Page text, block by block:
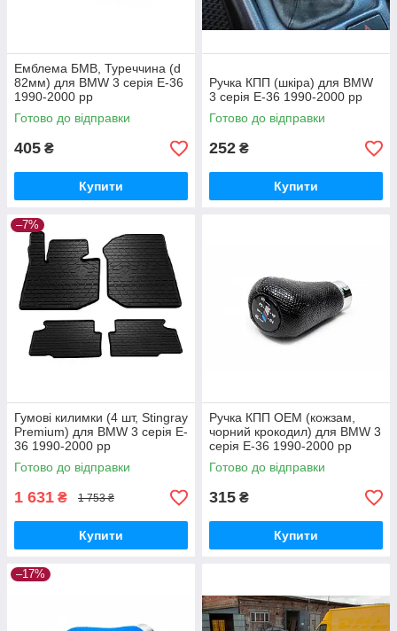
Емблема БМВ, Туреччина (d
82мм) для BMW 3 серія E-36
1990-2000 рр
Готово до відправки
405 ₴
Купити
Ручка КПП (шкіра) для BMW
3 серія E-36 1990-2000 рр
Готово до відправки
252 ₴
Купити
–7%
Гумові килимки (4 шт, Stingray
Premium) для BMW 3 серія E-
36 1990-2000 рр
Готово до відправки
1 631 ₴ 1 753 ₴
Купити
Ручка КПП ОЕМ (кожзам,
чорний крокодил) для BMW 3
серія E-36 1990-2000 рр
Готово до відправки
315 ₴
Купити
–17%